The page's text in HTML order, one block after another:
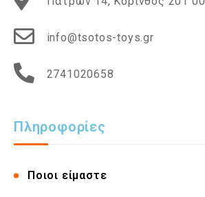
info@tsotos-toys.gr
2741020658
Πληροφορίες
Ποιοι είμαστε